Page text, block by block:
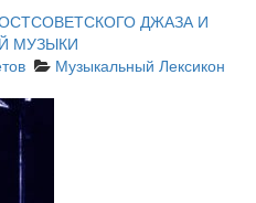
ДЖАЗА И
МУЗЫКИ
Музыкальный Лексикон